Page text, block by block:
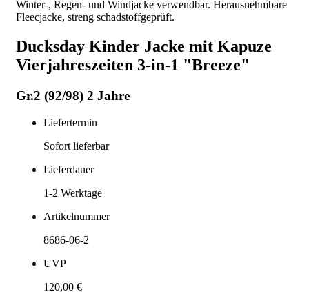
Winter-, Regen- und Windjacke verwendbar. Herausnehmbare
Fleecjacke, streng schadstoffgeprüft.
Ducksday Kinder Jacke mit Kapuze
Vierjahreszeiten 3-in-1 "Breeze"
Gr.2 (92/98) 2 Jahre
Liefertermin
Sofort lieferbar
Lieferdauer
1-2 Werktage
Artikelnummer
8686-06-2
UVP
120,00 €